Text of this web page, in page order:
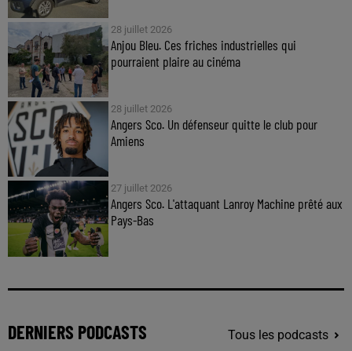
28 juillet 2026
Anjou Bleu. Ces friches industrielles qui
pourraient plaire au cinéma
28 juillet 2026
Angers Sco. Un défenseur quitte le club pour
Amiens
27 juillet 2026
Angers Sco. L'attaquant Lanroy Machine prêté aux
Pays-Bas
DERNIERS PODCASTS Tous les podcasts